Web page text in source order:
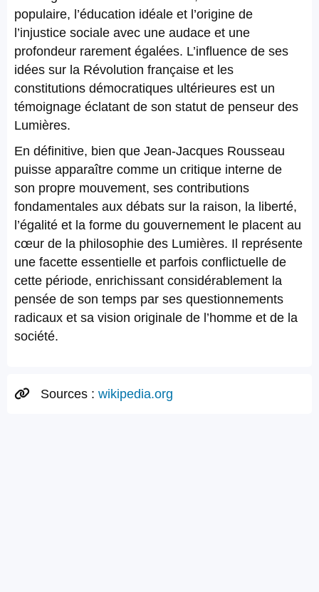
populaire, l’éducation idéale et l’origine de
l’injustice sociale avec une audace et une
profondeur rarement égalées. L’influence de ses
idées sur la Révolution française et les
constitutions démocratiques ultérieures est un
témoignage éclatant de son statut de penseur des
Lumières.
En définitive, bien que Jean-Jacques Rousseau
puisse apparaître comme un critique interne de
son propre mouvement, ses contributions
fondamentales aux débats sur la raison, la liberté,
l’égalité et la forme du gouvernement le placent au
cœur de la philosophie des Lumières. Il représente
une facette essentielle et parfois conflictuelle de
cette période, enrichissant considérablement la
pensée de son temps par ses questionnements
radicaux et sa vision originale de l’homme et de la
société.
Sources : wikipedia.org